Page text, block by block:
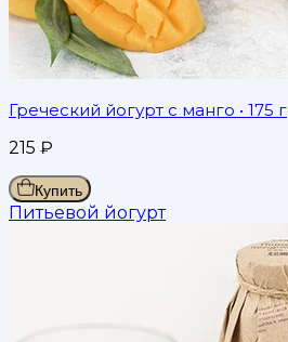
Греческий йогурт с манго • 175 г
215 ₽
Купить
Питьевой йогурт